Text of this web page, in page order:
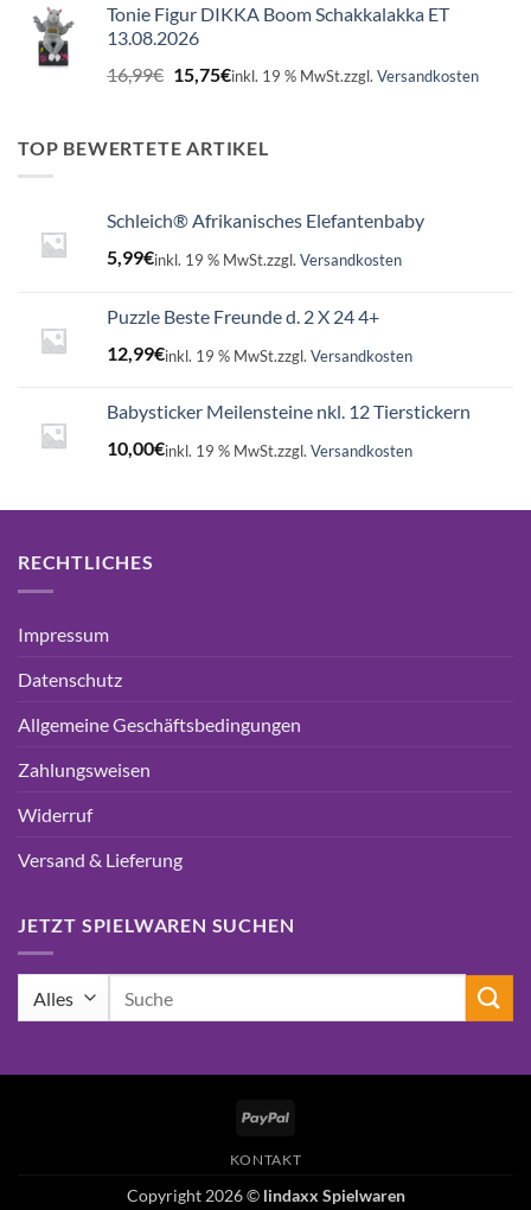
Tonie Figur DIKKA Boom Schakkalakka ET
13.08.2026
16,99€ Ursprünglicher
Preis
16,99€
15,75€Aktueller
15,75€.
inkl. 19 % MwSt.zzgl. Versandkosten
TOP BEWERTETE ARTIKEL
Schleich® Afrikanisches Elefantenbaby
5,99€inkl. 19 % MwSt.zzgl. Versandkosten
Puzzle Beste Freunde d. 2 X 24 4+
12,99€inkl. 19 % MwSt.zzgl. Versandkosten
Babysticker Meilensteine nkl. 12 Tierstickern
10,00€inkl. 19 % MwSt.zzgl. Versandkosten
RECHTLICHES
Impressum
Datenschutz
Allgemeine Geschäftsbedingungen
Zahlungsweisen
Widerruf
Versand & Lieferung
JETZT SPIELWAREN SUCHEN
PayPal
KONTAKT
Copyright 2026 © lindaxx Spielwaren